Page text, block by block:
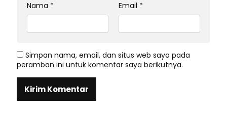
Nama * Email *
Simpan nama, email, dan situs web saya pada
peramban ini untuk komentar saya berikutnya.